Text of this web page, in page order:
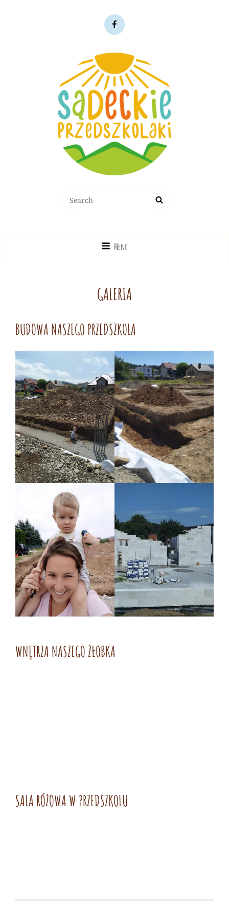
Facebook
for:
Search
Menu
GALERIA
BUDOWA NASZEGO PRZEDSZKOLA
WNĘTRZA NASZEGO ŻŁOBKA
SALA RÓŻOWA W PRZEDSZKOLU